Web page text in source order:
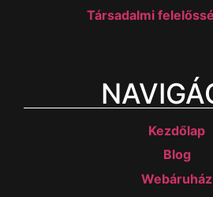
Társadalmi
Kezdőlap
Blog
Webáruház